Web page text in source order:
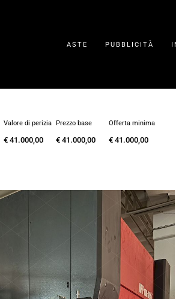
ASTE PUBBLICITÀ
Valore di perizia
€ 41.000,00
Prezzo base
€ 41.000,00
Offerta minima
€ 41.000,00